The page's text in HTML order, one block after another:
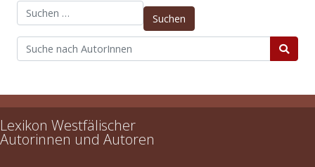
Suchen nach:
Lexikon Westfälischer
Autorinnen und Autoren